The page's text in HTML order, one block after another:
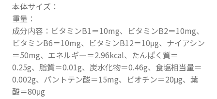
本体サイズ：
重量：
成分内容：ビタミンB1＝10mg、ビタミンB2＝10mg、
ビタミンB6＝10mg、ビタミンB12＝10μg、ナイアシン
＝50mg、エネルギー＝2.96kcal、たんぱく質＝
0.25g、脂質＝0.01g、炭水化物＝0.46g、食塩相当量＝
0.002g、パントテン酸＝15mg、ビオチン＝20μg、葉
酸＝80μg